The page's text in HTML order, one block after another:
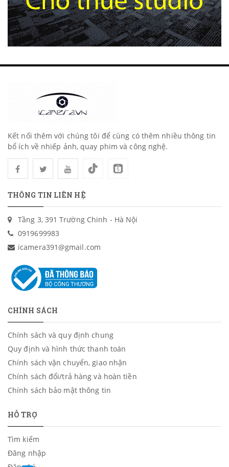
Kết nối thêm với chúng tôi để cùng có thêm nhiều thông tin
bổ ích về nhiếp ảnh, quay phim và công nghệ.
THÔNG TIN LIÊN HỆ
Tầng 3, 391 Trường Chinh - Hà Nội
0919699983
icamera391@gmail.com
CHÍNH SÁCH
Chính sách và quy định chung
Quy định và hình thức thanh toán
Chính sách vận chuyển, giao nhận
Chính sách đổi/trả hàng và hoàn tiền
Chính sách bảo mật thông tin
HỖ TRỢ
Tìm kiếm
Đăng nhập